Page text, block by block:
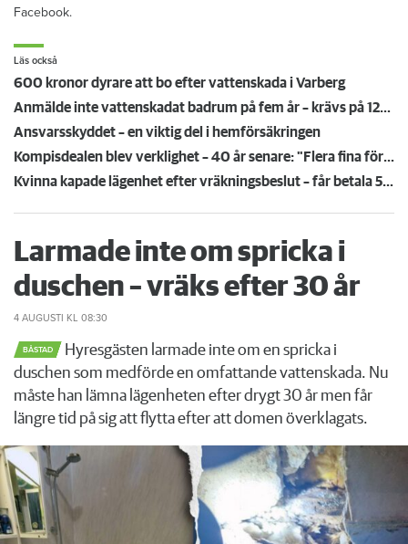
Facebook.
Läs också
600 kronor dyrare att bo efter vattenskada i Varberg
Anmälde inte vattenskadat badrum på fem år – krävs på 125 000 kronor
Ansvarsskyddet – en viktig del i hemförsäkringen
Kompisdealen blev verklighet – 40 år senare: "Flera fina fördelar med att dela bostad"
Kvinna kapade lägenhet efter vräkningsbeslut – får betala 50 000
Larmade inte om spricka i
duschen – vräks efter 30 år
4 AUGUSTI KL 08:30
BÅSTAD
Hyresgästen larmade inte om en spricka i
duschen som medförde en omfattande vattenskada. Nu
måste han lämna lägenheten efter drygt 30 år men får
längre tid på sig att flytta efter att domen överklagats.